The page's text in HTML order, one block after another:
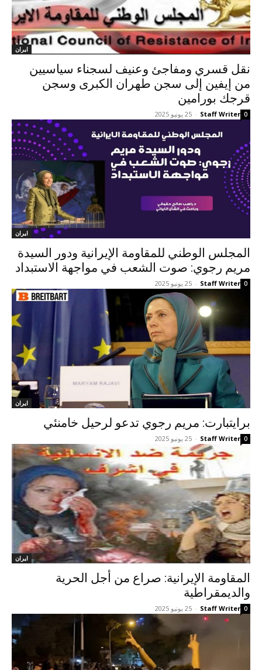
ايران
نقل قسري ومفاجئ وعنيف لسجناء سياسيين
من إيفين إلى سجن طهران الكبرى وسجن
قرجك بورامين
Staff Writer
- 25 يونيو 2025 0
ايران
المجلس الوطني للمقاومة الإيرانية ودور السيدة
مريم رجوي: صوت الشعب في مواجهة الاستبداد
Staff Writer
- 25 يونيو 2025 0
ايران
برايتبارت: مريم رجوي تدعو لرحيل خامنئي
Staff Writer
- 25 يونيو 2025 0
ايران
المقاومة الإيرانية: صراع من أجل الحرية
والديمقراطية
Staff Writer
- 25 يونيو 2025 0